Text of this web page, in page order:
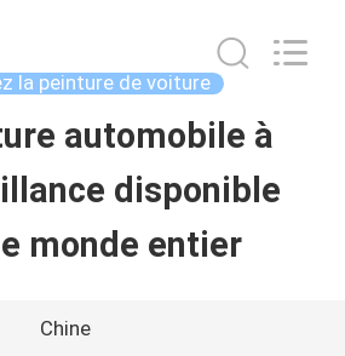
la peinture de voiture
automobile à
disponible
monde entier
Chine